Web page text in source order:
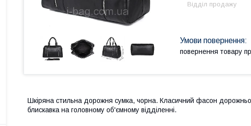
Відділ продажу
повернення товару
Шкіряна стильна дорожня сумка, чорна. Класичний фасон
блискавка на головному об'ємному відділенні.